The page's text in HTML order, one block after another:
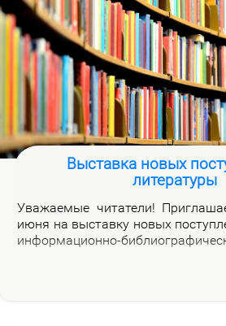
Выставка новых
литературы
Ува­жа­е­мые чи­та­те­ли!
июня на вы­став­ку но­вых
ин­фор­ма­ци­он­но-